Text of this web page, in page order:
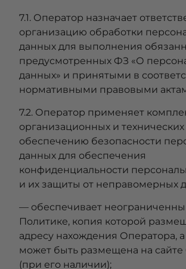
7.1. Оператор назначает
организацию обработки
данных для выполнения
предусмотренных ФЗ «О
данных» и принятыми в
нормативными правовыми
7.2. Оператор применяет
организационных и
обеспечению безопасности
данных для обеспечения
конфиденциальности
и их защиты от неправомерных
— обеспечивает
Политике, копия которой
адресу нахождения Оператора,
может быть размещена на сайте
(при его наличии);